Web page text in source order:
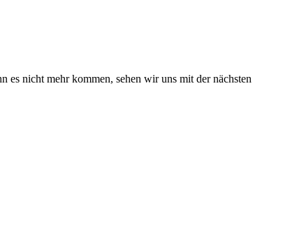
nicht mehr kommen, sehen wir uns mit der nächsten